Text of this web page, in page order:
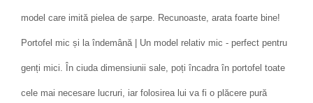
model care imită pielea de șarpe. Recunoaste, arata foarte bine!
Portofel mic și la îndemână | Un model relativ mic - perfect pentru
genți mici. În ciuda dimensiunii sale, poți încadra în portofel toate
cele mai necesare lucruri, iar folosirea lui va fi o plăcere pură